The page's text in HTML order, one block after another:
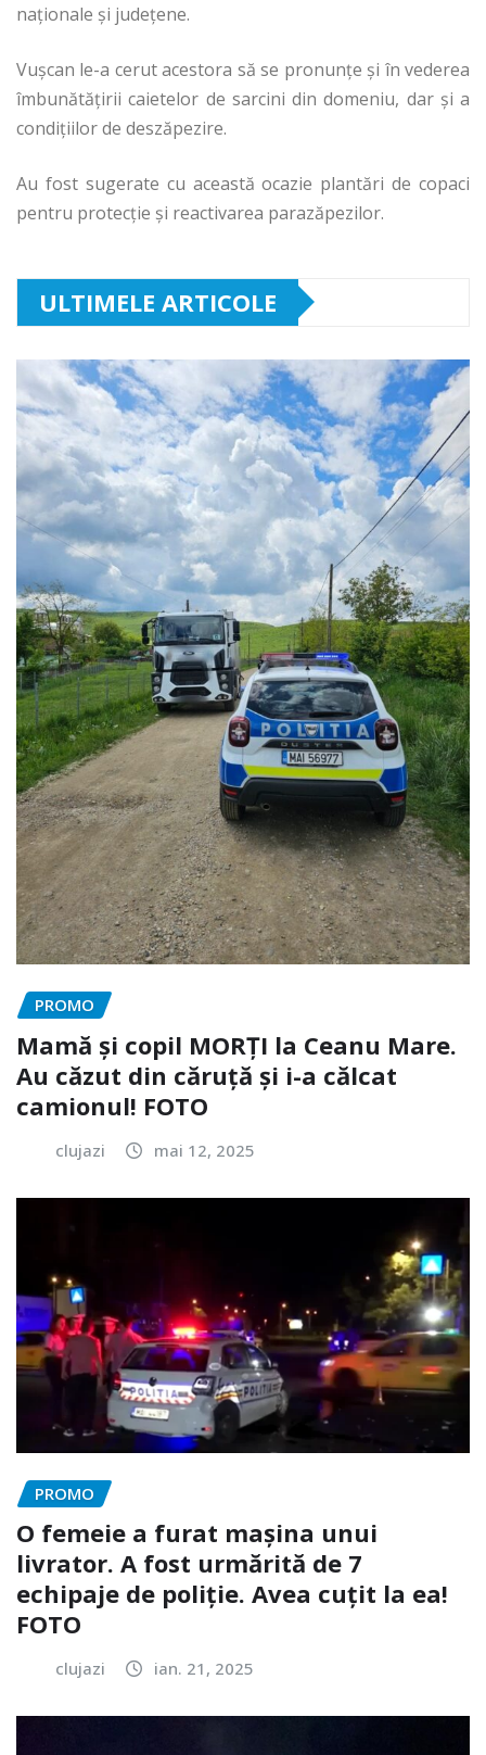
naţionale şi judeţene.
Vuşcan le-a cerut acestora să se pronunţe şi în vederea
îmbunătăţirii caietelor de sarcini din domeniu, dar şi a
condiţiilor de deszăpezire.
Au fost sugerate cu această ocazie plantări de copaci
pentru protecţie şi reactivarea parazăpezilor.
ULTIMELE ARTICOLE
PROMO
Mamă și copil MORȚI la Ceanu Mare.
Au căzut din căruță și i-a călcat
camionul! FOTO
clujazi mai 12, 2025
PROMO
O femeie a furat mașina unui
livrator. A fost urmărită de 7
echipaje de poliție. Avea cuțit la ea!
FOTO
clujazi ian. 21, 2025